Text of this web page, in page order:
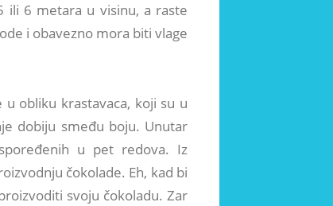
ili 6 metara u visinu, a raste
i obavezno mora biti vlage
obliku krastavaca, koji su u
dobiju smeđu boju. Unutar
u pet redova. Iz
čokolade. Eh, kad bi
svoju čokoladu. Zar